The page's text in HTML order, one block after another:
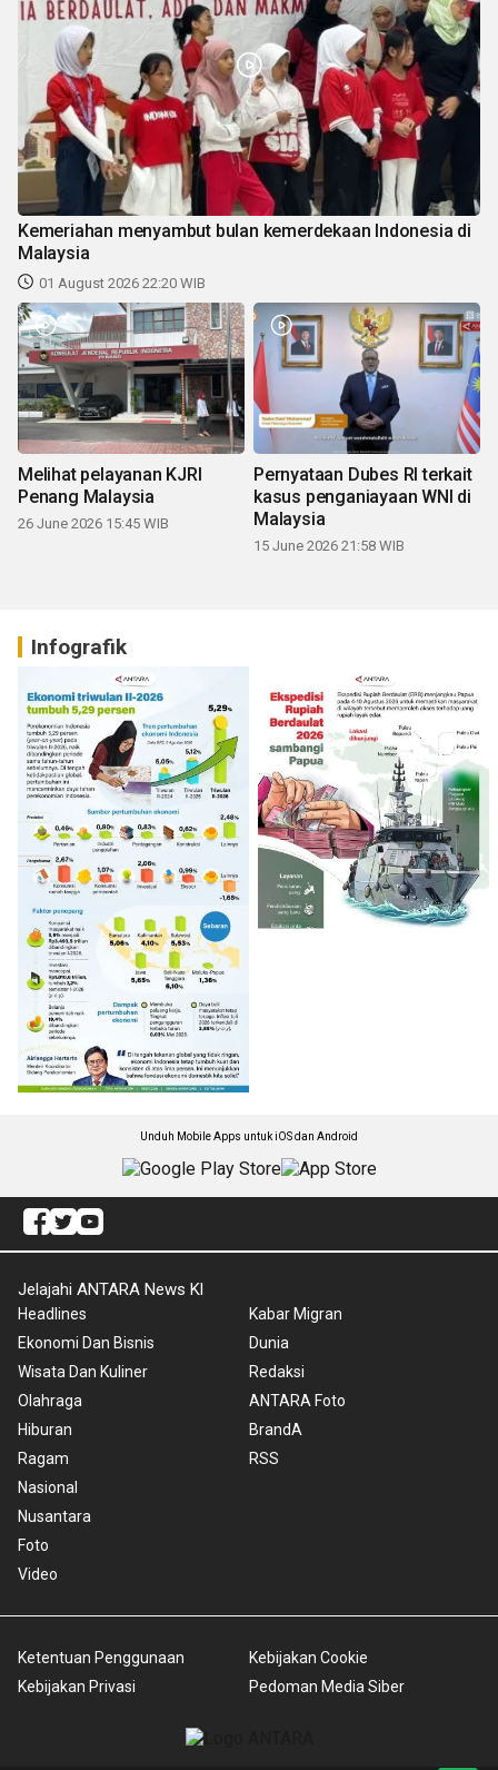
Kemeriahan menyambut bulan kemerdekaan Indonesia di
Malaysia
01 August 2026 22:20 WIB
Melihat pelayanan KJRI
Penang Malaysia
26 June 2026 15:45 WIB
Pernyataan Dubes RI terkait
kasus penganiayaan WNI di
Malaysia
15 June 2026 21:58 WIB
Infografik
Unduh Mobile Apps untuk iOS dan Android
Jelajahi ANTARA News Kl
Headlines
Ekonomi Dan Bisnis
Wisata Dan Kuliner
Olahraga
Hiburan
Ragam
Nasional
Nusantara
Foto
Video
Kabar Migran
Dunia
Redaksi
ANTARA Foto
BrandA
RSS
Ketentuan Penggunaan
Kebijakan Privasi
Kebijakan Cookie
Pedoman Media Siber